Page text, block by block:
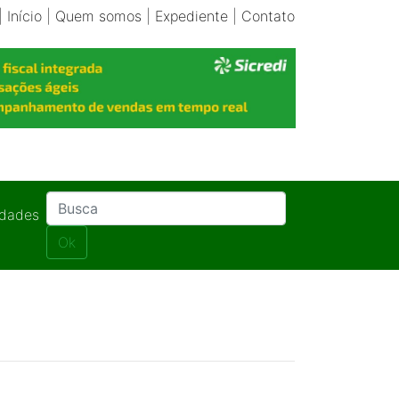
Início| Quem somos Expediente| Contato
Ok